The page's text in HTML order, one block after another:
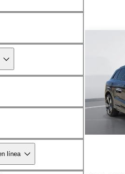
línea